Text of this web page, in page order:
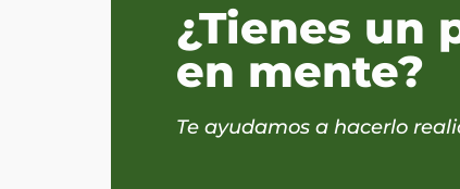
¿Tienes un
en mente?
Te ayudamos a hacerlo